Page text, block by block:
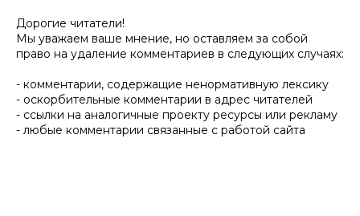
Дорогие читатели!
Мы уважаем ваше мнение, но оставляем за собой
право на удаление комментариев в следующих случаях:
- комментарии, содержащие ненормативную лексику
- оскорбительные комментарии в адрес читателей
- ссылки на аналогичные проекту ресурсы или рекламу
- любые комментарии связанные с работой сайта